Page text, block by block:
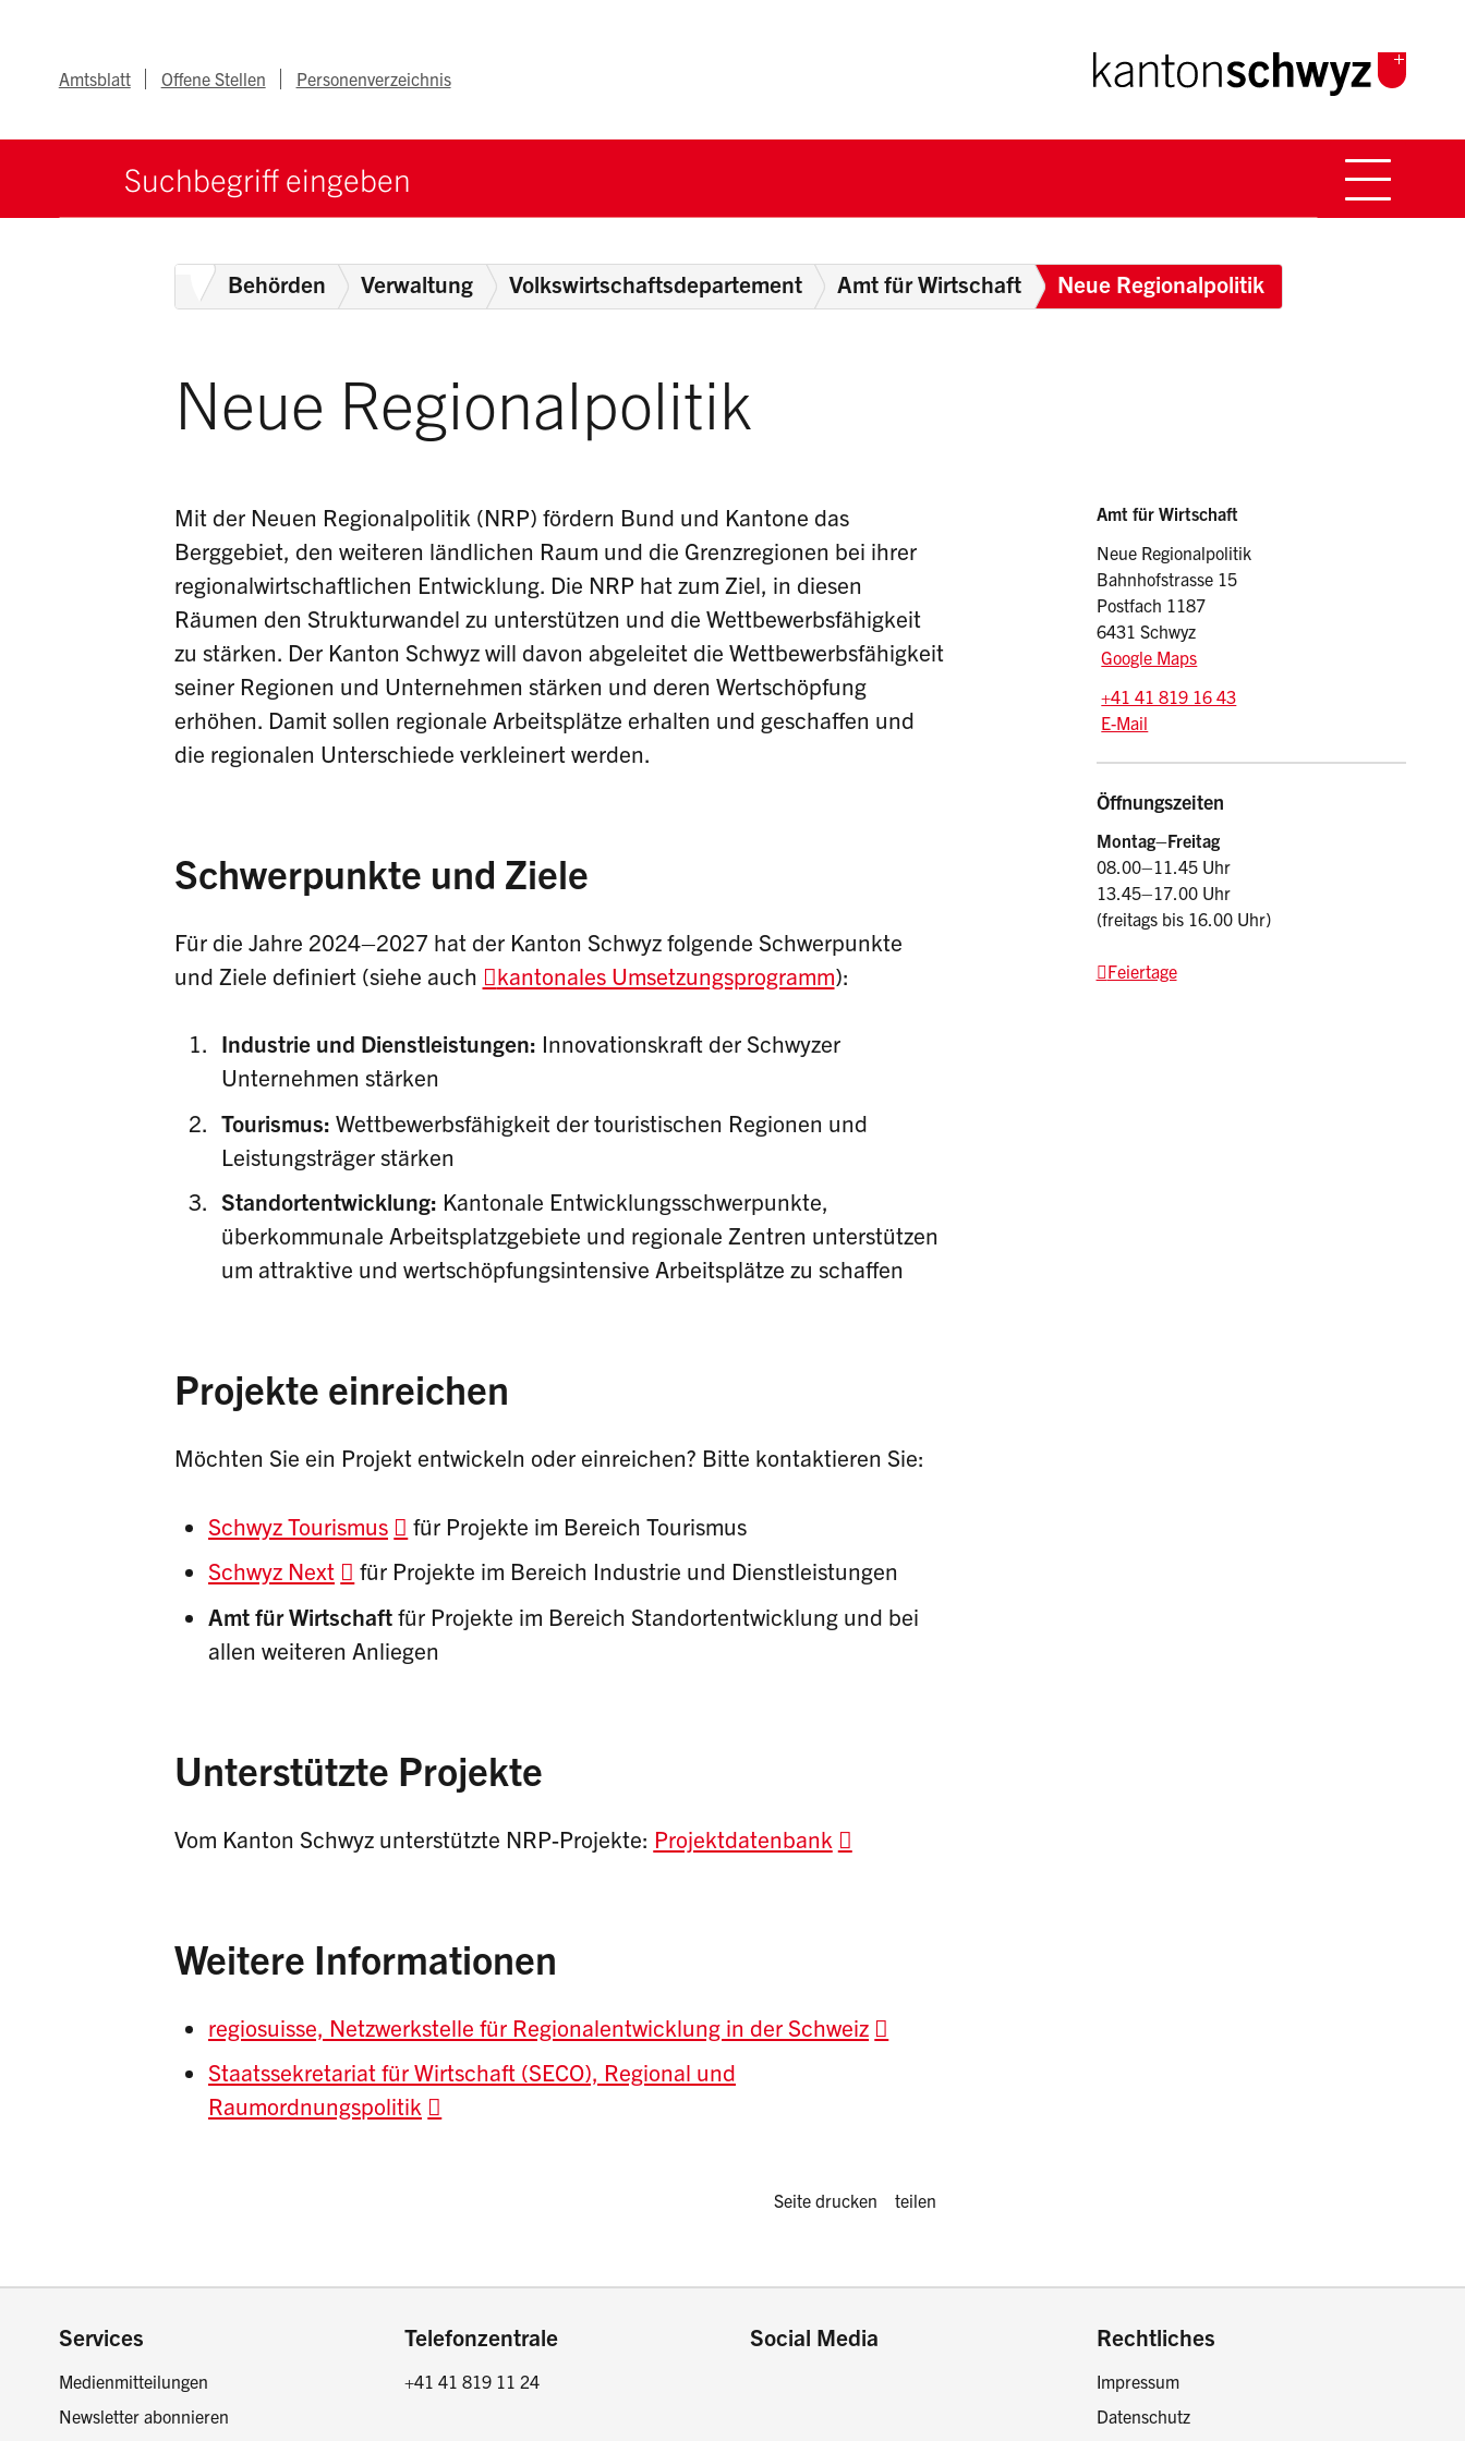
Metanav
Amtsblatt Offene Stellen Personenverzeichnis
Suchbegriff
Breadcrumb
HomeBehörden Verwaltung Volkswirtschaftsdepartement Amt für Wirtschaft Neue Regionalpolitik
Neue Regionalpolitik
Mit der Neuen Regionalpolitik (NRP) fördern Bund und Kantone das
Berggebiet, den weiteren ländlichen Raum und die Grenzregionen bei ihrer
regionalwirtschaftlichen Entwicklung. Die NRP hat zum Ziel, in diesen
Räumen den Strukturwandel zu unterstützen und die Wettbewerbsfähigkeit
zu stärken. Der Kanton Schwyz will davon abgeleitet die Wettbewerbsfähigkeit
seiner Regionen und Unternehmen stärken und deren Wertschöpfung
erhöhen. Damit sollen regionale Arbeitsplätze erhalten und geschaffen und
die regionalen Unterschiede verkleinert werden.
Schwerpunkte und Ziele
Für die Jahre 2024–2027 hat der Kanton Schwyz folgende Schwerpunkte
und Ziele definiert (siehe auch
kantonales Umsetzungsprogramm):
Industrie und Dienstleistungen: Innovationskraft der Schwyzer
Unternehmen stärken
Tourismus:Wettbewerbsfähigkeit der touristischen Regionen und
Leistungsträger stärken
Standortentwicklung: Kantonale Entwicklungsschwerpunkte,
überkommunale Arbeitsplatzgebiete und regionale Zentren unterstützen
um attraktive und wertschöpfungsintensive Arbeitsplätze zu schaffen
Projekte einreichen
Möchten Sie ein Projekt entwickeln oder einreichen? Bitte kontaktieren Sie:
Schwyz Tourismus
für Projekte im Bereich Tourismus
Schwyz Next
für Projekte im Bereich Industrie und Dienstleistungen
Amt für Wirtschaftfür Projekte im Bereich Standortentwicklung und bei
allen weiteren Anliegen
Unterstützte Projekte
Vom Kanton Schwyz unterstützte NRP-Projekte: Projektdatenbank
Weitere Informationen
regiosuisse, Netzwerkstelle für Regionalentwicklung in der Schweiz
Staatssekretariat für Wirtschaft (SECO), Regional und
Raumordnungspolitik
Sidebar
Adresse
Amt für Wirtschaft
Neue Regionalpolitik
Bahnhofstrasse 15
Postfach 1187
6431 Schwyz
Google Maps
Tel.:
+41 41 819 16 43
E-Mail: awi
E-Mail
Öffnungszeiten
Montag–Freitag
08.00–11.45 Uhr
13.45–17.00 Uhr
(freitags bis 16.00 Uhr)
Feiertage
Diese Seite drucken oder teilen:
Seite drucken teilen
Footer
Services
Medienmitteilungen
Newsletter abonnieren
Telefonzentrale
+41 41 819 11 24
Social Media Rechtliches
Impressum
Datenschutz